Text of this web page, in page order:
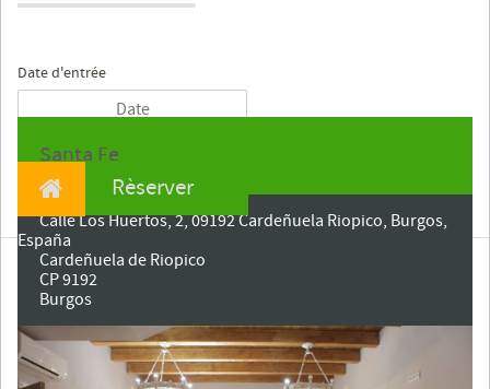
Date d'entrée
Rèserver
Santa Fe
Calle Los Huertos, 2, 09192 Cardeñuela Riopico, Burgos,
España
Cardeñuela de Riopico
CP 9192
Burgos